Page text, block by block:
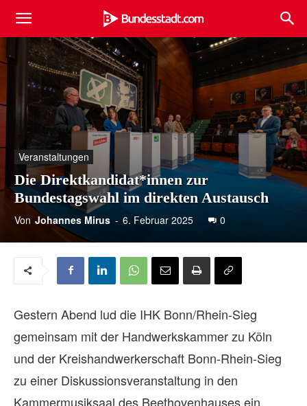
Veranstaltungen
Die Direktkandidat*innen zur
Bundestagswahl im direkten Austausch
Von Johannes Mirus - 6. Februar 2025 0
Gestern Abend lud die IHK Bonn/Rhein-Sieg
gemeinsam mit der Handwerkskammer zu Köln
und der Kreishandwerkerschaft Bonn-Rhein-Sieg
zu einer Diskussionsveranstaltung in den
Kammermusiksaal des Beethovenhauses ein.